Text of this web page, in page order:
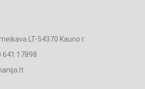
LT-54370 Kauno r.
17898